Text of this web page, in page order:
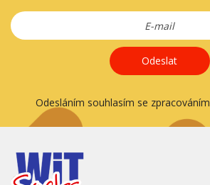
Odeslat
Odesláním souhlasím se zpracováním